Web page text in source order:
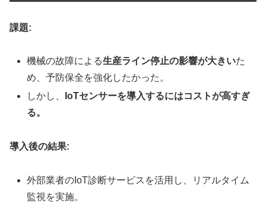
課題:
機械の故障による生産ライン停止の影響が大きいた
め、予防保全を強化したかった。
しかし、
IoTセンサーを導入するにはコストが高すぎ
る。
導入後の結果:
外部業者のIoT診断サービスを活用し、リアルタイム
監視を実施。